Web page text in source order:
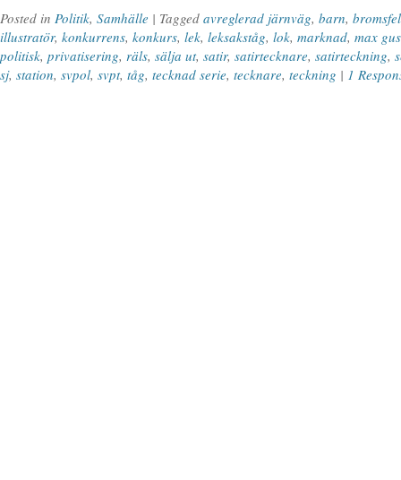
Posted in Politik, Samhälle | Tagged avreglerad järnväg, barn, bromsfel
illustratör, konkurrens, konkurs, lek, leksakståg, lok, marknad, max
politisk, privatisering, räls, sälja ut, satir, satirtecknare, satirteckning,
sj, station, svpol, svpt, tåg, tecknad serie, tecknare, teckning | 1